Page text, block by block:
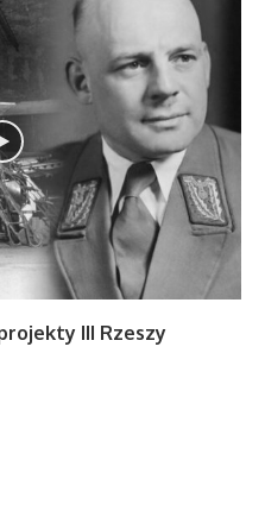
III Rzeszy